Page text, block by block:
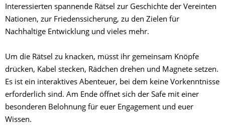
Interessierten spannende Rätsel zur Geschichte der Vereinten
Nationen, zur Friedenssicherung, zu den Zielen für
Nachhaltige Entwicklung und vieles mehr.
Um die Rätsel zu knacken, müsst ihr gemeinsam Knöpfe
drücken, Kabel stecken, Rädchen drehen und Magnete setzen.
Es ist ein interaktives Abenteuer, bei dem keine Vorkenntnisse
erforderlich sind. Am Ende öffnet sich der Safe mit einer
besonderen Belohnung für euer Engagement und euer
Wissen.